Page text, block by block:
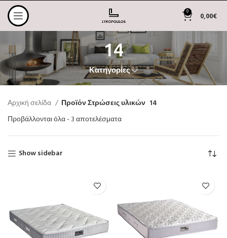
0 0,00€
14
Κατηγορίες
Αρχική σελίδα Προϊόν Στρώσεις υλικών 14
Προβάλλονται όλα - 3 αποτελέσματα
Show sidebar